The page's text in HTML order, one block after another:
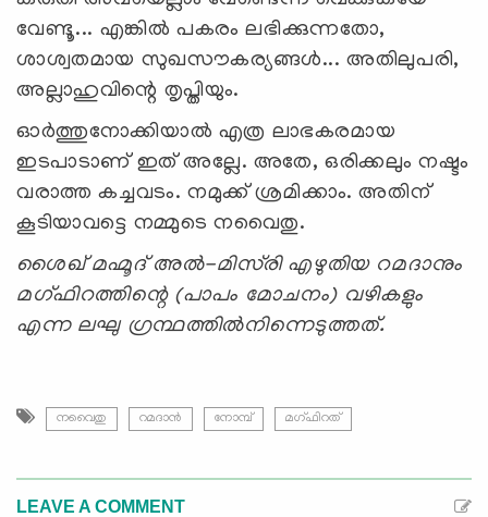
വേണ്ടൂ... എങ്കില്‍ പകരം ലഭിക്കുന്നതോ,
ശാശ്വതമായ സുഖസൗകര്യങ്ങള്‍... അതിലുപരി,
അല്ലാഹുവിന്റെ തൃപ്തിയും.
ഓര്‍ത്തുനോക്കിയാല്‍ എത്ര ലാഭകരമായ
ഇടപാടാണ് ഇത് അല്ലേ. അതേ, ഒരിക്കലും നഷ്ടം
വരാത്ത കച്ചവടം. നമുക്ക് ശ്രമിക്കാം. അതിന്
കൂടിയാവട്ടെ നമ്മുടെ നവൈതു.
ശൈഖ് മഹ്മൂദ്‌ അല്‍-മിസ്‌രി എഴുതിയ റമദാനും
മഗ്ഫിറത്തിന്റെ (പാപം മോചനം) വഴികളും
എന്ന ലഘു ഗ്രന്ഥത്തില്‍നിന്നെടുത്തത്.
നവൈതു റമദാന്‍ നോമ്പ് മഗ്ഫിറത്
LEAVE A COMMENT